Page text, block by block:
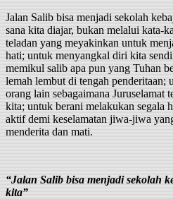
Jalan Salib bisa menjadi sekolah
sana kita diajar, bukan melalui kata-
teladan yang meyakinkan untuk
hati; untuk menyangkal diri kita
memikul salib apa pun yang Tuhan
lemah lembut di tengah penderitaan;
orang lain sebagaimana Juruselamat
kita; untuk berani melakukan segala
aktif demi keselamatan jiwa-jiwa
menderita dan mati.
“Jalan Salib bisa menjadi sekolah
kita”